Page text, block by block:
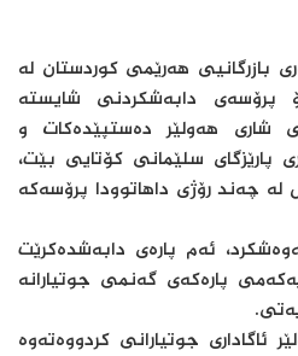
بازرگانیی هەرێمی كوردستان لە
پرۆسەی دابەشكردنی شایستە
شاری هەولێر دەستپێدەكات و
پارێزگای سلێمانی كۆتایی بێت،
لە چەند رۆژی داهاتوودا پرۆسەكە
ئەم پارەی دابەشدەكرێت
پارەكەی گەنمی جوتیارانە
ئاگاداری جوتیارانی كردووەتەوە